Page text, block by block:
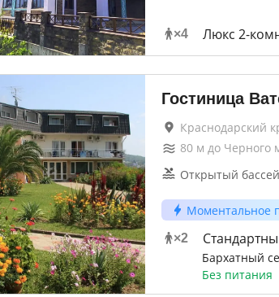
×4 Люкс 2-
Гостиница
Краснодарский
80м до Черного
Открытый
Моментальное
×2
Бархатный
Без питания